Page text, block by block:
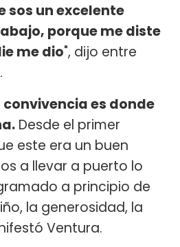
sos un excelente
porque me diste
me dio", dijo entre
convivencia es donde
Desde el primer
este era un buen
a llevar a puerto lo
a principio de
la generosidad, la
Ventura.